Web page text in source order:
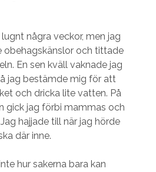
några veckor, men jag
obehagskänslor och tittade
En sen kväll vaknade jag
jag bestämde mig för att
och dricka lite vatten. På
gick jag förbi mammas och
hajjade till när jag hörde
där inne.
hur sakerna bara kan